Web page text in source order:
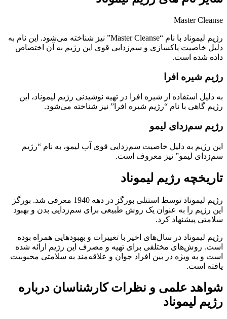
Master Cleanse
رژیم لیموناد با نام “Master Cleanse” نیز شناخته می‌شود. این نام به
دلیل خاصیت پاکسازی و سم‌زدایی قوی این رژیم به آن اختصاص
داده شده است.
رژیم شیره افرا
به دلیل استفاده از شیره افرا در تهیه نوشیدنی رژیم لیموناد، این
رژیم گاهی با نام “رژیم شیره افرا” نیز شناخته می‌شود.
رژیم سم‌زدای لیمو
این رژیم به دلیل خاصیت سم‌زدایی قوی آب لیمو، به نام “رژیم
سم‌زدای لیمو” نیز معروف است.
تاریخچه رژیم لیموناد
رژیم لیموناد توسط استنلی بورگز در دهه 1940 معرفی شد. بورگز
این رژیم را به عنوان یک روش طبیعی برای سم‌زدایی بدن و بهبود
سلامتی پیشنهاد کرد.
رژیم لیموناد در سال‌های اخیر با تغییرات و بهبودهایی همراه بوده
است. روش‌های مختلفی برای تهیه و مصرف این رژیم ارائه شده
است و به ویژه در بین افراد جوان و علاقه‌مند به سلامتی محبوبیت
یافته است.
شواهد علمی و نظرات کارشناسان درباره
رژیم لیموناد